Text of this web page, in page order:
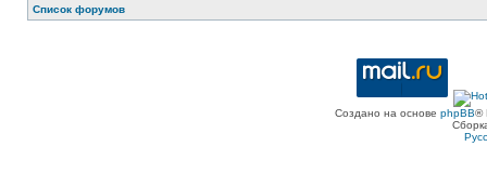
Список форумов
Создано на основе phpBB®